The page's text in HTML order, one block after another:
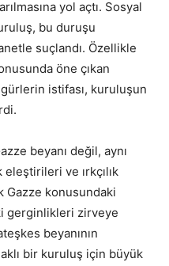
yol açtı. Sosyal
bu duruşu
suçlandı. Özellikle
öne çıkan
istifası, kuruluşun
beyanı değil, aynı
ve ırkçılık
Gazze konusundaki
gerginlikleri zirveye
beyanının
bir kuruluş için büyük